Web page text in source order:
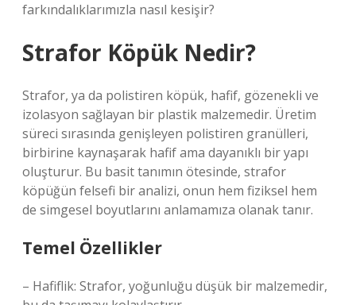
farkındalıklarımızla nasıl kesişir?
Strafor Köpük Nedir?
Strafor, ya da polistiren köpük, hafif, gözenekli ve
izolasyon sağlayan bir plastik malzemedir. Üretim
süreci sırasında genişleyen polistiren granülleri,
birbirine kaynaşarak hafif ama dayanıklı bir yapı
oluşturur. Bu basit tanımın ötesinde, strafor
köpüğün felsefi bir analizi, onun hem fiziksel hem
de simgesel boyutlarını anlamamıza olanak tanır.
Temel Özellikler
– Hafiflik: Strafor, yoğunluğu düşük bir malzemedir,